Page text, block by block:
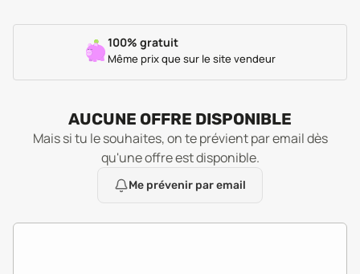
100% gratuit
Même prix que sur le site vendeur
AUCUNE OFFRE DISPONIBLE
Mais si tu le souhaites, on te prévient par email dès
qu'une offre est disponible.
Me prévenir par email